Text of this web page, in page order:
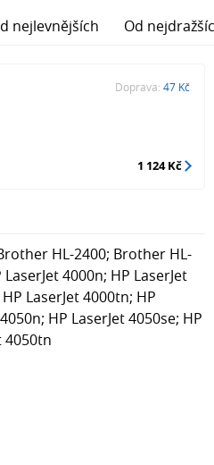
nejlevnějších Od
Doprava: 47 Kč
1 124 Kč
HL-2400; Brother HL-
4000n; HP LaserJet
LaserJet 4000tn; HP
HP LaserJet 4050se; HP
4050tn